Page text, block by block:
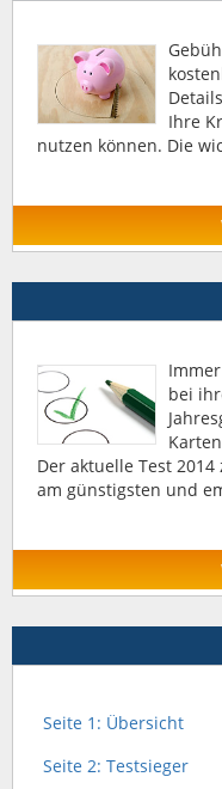
Ihre
nutzen können. Die
bei
Der aktuelle Test
am günstigsten und
Seite 1: Übersicht
Seite 2: Testsieger